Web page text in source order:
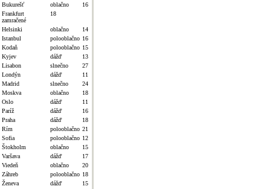
Bukurešť
oblačno
16
Frankfurt
zamračené
18
Helsinki oblačno
14
Istanbul
polooblačno 16
Kodaň
polooblačno 15
Kyjev
dážď
13
Lisabon
slnečno
27
Londýn
dážď
11
Madrid
slnečno
24
Moskva
oblačno
18
Oslo
dážď
11
Paríž
dážď
16
Praha
dážď
18
Rím
polooblačno 21
Sofia
polooblačno 12
Štokholm
oblačno
15
Varšava
dážď
17
Viedeň
oblačno
20
Záhreb
polooblačno 18
Ženeva
dážď 15